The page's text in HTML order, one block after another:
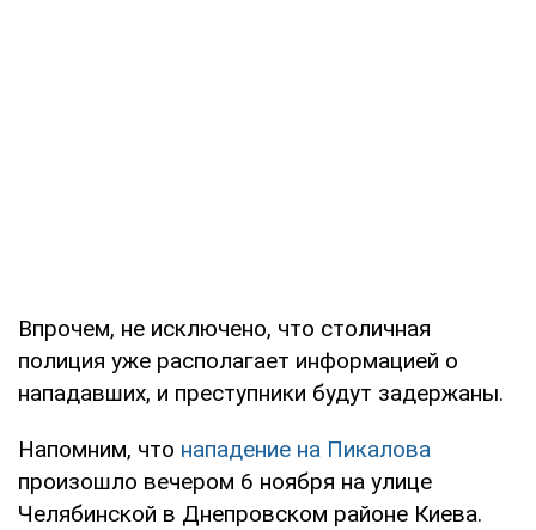
Впрочем, не исключено, что столичная
полиция уже располагает информацией о
нападавших, и преступники будут задержаны.
Напомним, что нападение на Пикалова
произошло вечером 6 ноября на улице
Челябинской в Днепровском районе Киева.